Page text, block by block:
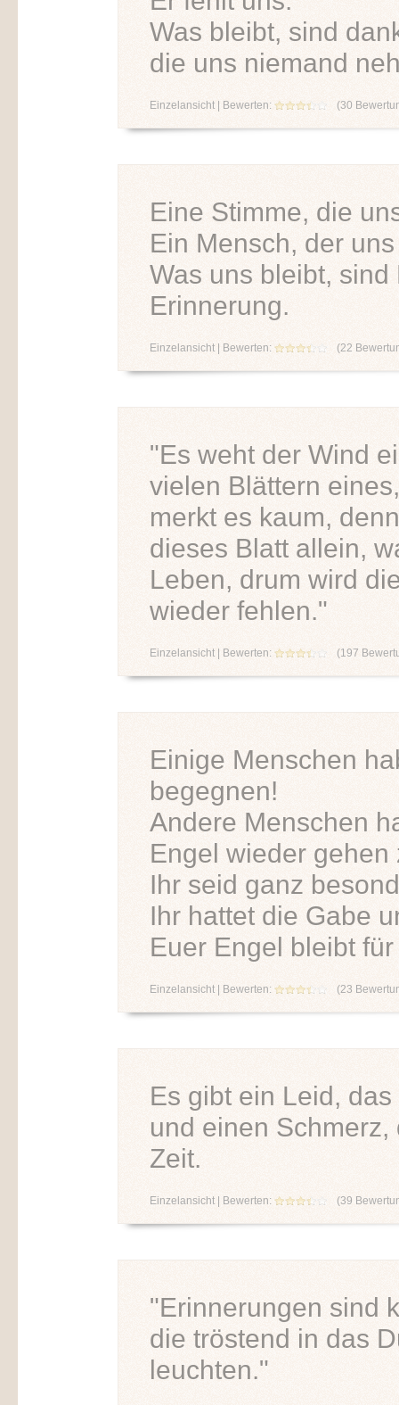
Was bleibt, sind
die uns niemand
Einzelansicht | Bewerten: (30
Eine Stimme, die
Ein Mensch, der
Was uns bleibt,
Erinnerung.
Einzelansicht | Bewerten: (22
"Es weht der Wind
vielen Blättern
merkt es kaum,
dieses Blatt allein,
Leben, drum wird
wieder fehlen."
Einzelansicht | Bewerten: (197
Einige Menschen
begegnen!
Andere Menschen
Engel wieder gehen
Ihr seid ganz
Ihr hattet die Gabe
Euer Engel bleibt
Einzelansicht| Bewerten: (23
Es gibt ein Leid,
und einen
Zeit.
Einzelansicht| Bewerten: (39
"Erinnerungen sind
die tröstend in das
leuchten."